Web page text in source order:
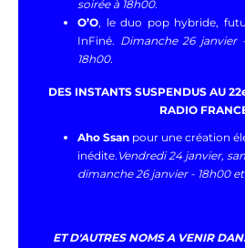
soirée à 18h00.
O’O, le duo pop hybride,
InFiné. Dimanche 26
18h00.
DES INSTANTS SUSPENDUS AU
RADIO
Aho Ssan pour une création
inédite. Vendredi 24 janvier,
dimanche 26 janvier - 18h00 et
ET D'AUTRES NOMS A VENIR